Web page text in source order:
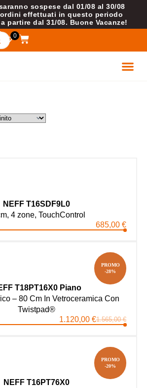
sospese dal 01/08 al 30/08
effettuati in questo periodo
partire dal 31/08. Buone Vacanze!
0
NEFF T16SDF9L0
4 zone, TouchControl
685,00 €
PROMO
-28%
T18PT16X0 Piano
– 80 Cm In Vetroceramica Con
Twistpad®
1.565,00€
1.120,00 €
PROMO
-20%
NEFF T16PT76X0